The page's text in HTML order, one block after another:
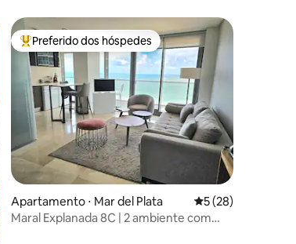
Entre os melhores preferidos dos hóspedes
Preferido dos hóspedes
Apartamento ⋅ Mar del Plata 5 de uma
5 (28)
Maral Explanada 8C | 2 ambiente com